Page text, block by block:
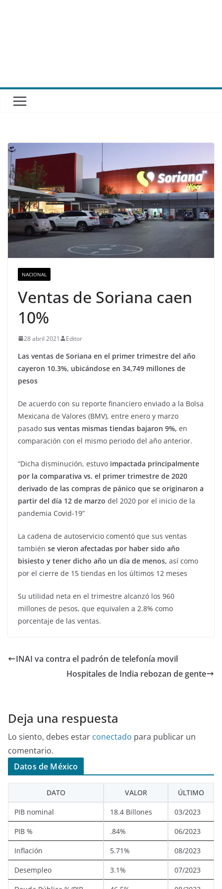
NACIONAL
Ventas de Soriana caen
10%
28 abril 2021 Editor
Las ventas de Soriana en el primer trimestre del año
cayeron 10.3%, ubicándose en 34,749 millones de
pesos
De acuerdo con su reporte financiero enviado a la Bolsa
Mexicana de Valores (BMV), entre enero y marzo
pasado sus ventas mismas tiendas bajaron 9%, en
comparación con el mismo periodo del año anterior.
“Dicha disminución, estuvo impactada principalmente
por la comparativa vs. el primer trimestre de 2020
derivado de las compras de pánico que se originaron a
partir del día 12 de marzo del 2020 por el inicio de la
pandemia Covid-19”
La cadena de autoservicio comentó que sus ventas
también se vieron afectadas por haber sido año
bisiesto y tener dicho año un día de menos, así como
por el cierre de 15 tiendas en los últimos 12 meses
Su utilidad neta en el trimestre alcanzó los 960
millones de pesos, que equivalen a 2.8% como
porcentaje de las ventas.
INAI va contra el padrón de telefonía movil
Hospitales de India rebozan de gente
Deja una respuesta
Lo siento, debes estar conectado para publicar un
comentario.
Datos de México
DATO VALOR ÚLTIMO
PIB nominal 18.4 Billones 03/2023
PIB % .84% 06/2023
Inflación 5.71% 08/2023
Desempleo 3.1% 07/2023